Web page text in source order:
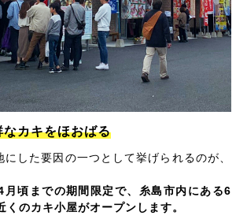
カキをほおばる
にした要因の一つとして挙げられるのが、
頃までの期間限定で、糸島市内にある6
くのカキ小屋がオープンします。